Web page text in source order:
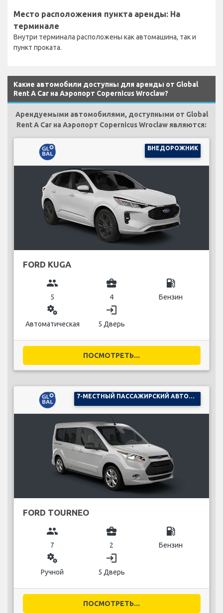
Место расположения пункта аренды: На
терминале
Внутри терминала расположены как автомашина, так и
пункт проката.
Какие автомобили доступны для аренды от Global
Rent A Car на Аэропорт Copernicus Wroclaw?
Арендуемыми автомобилями, доступными от Global
Rent A Car на Аэропорт Copernicus Wroclaw являются:
ВНЕДОРОЖНИК
FORD KUGA
group
5
business_center
4
local_gas_station
Бензин
miscellaneous_services
Автоматическая
login
5 Дверь
ПОСМОТРЕТЬ...
FORD TOURNEO
group
7
business_center
2
local_gas_station
Бензин
miscellaneous_services
Ручной
login
5 Дверь
ПОСМОТРЕТЬ...